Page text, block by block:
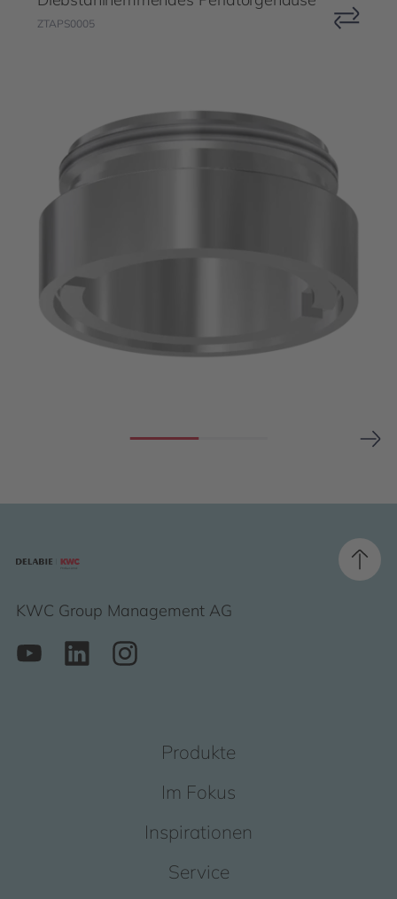
ZTAPS0005
KWC Group Management AG
Produkte
Im Fokus
Inspirationen
Service